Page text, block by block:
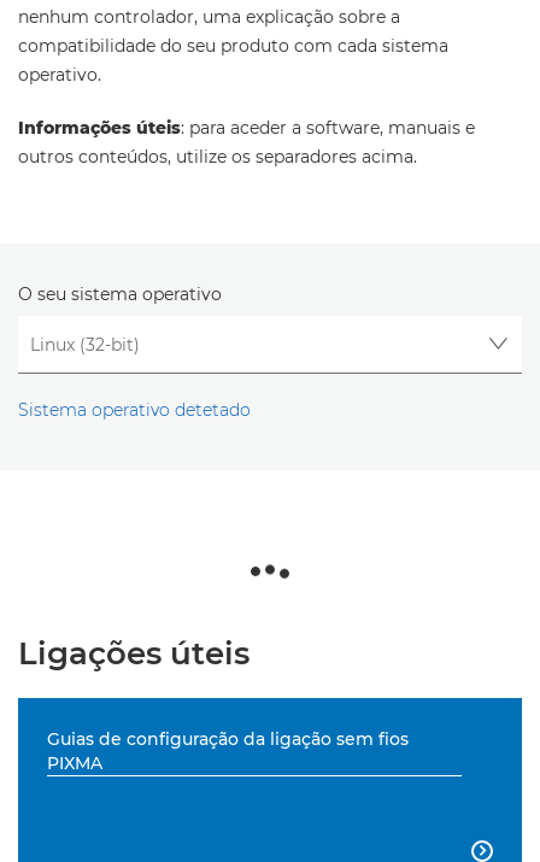
nenhum controlador, uma explicação sobre a
compatibilidade do seu produto com cada sistema
operativo.
Informações úteis: para aceder a software, manuais e
outros conteúdos, utilize os separadores acima.
O seu sistema operativo
Sistema operativo detetado
Ligações úteis
Guias de configuração da ligação sem fios
PIXMA
